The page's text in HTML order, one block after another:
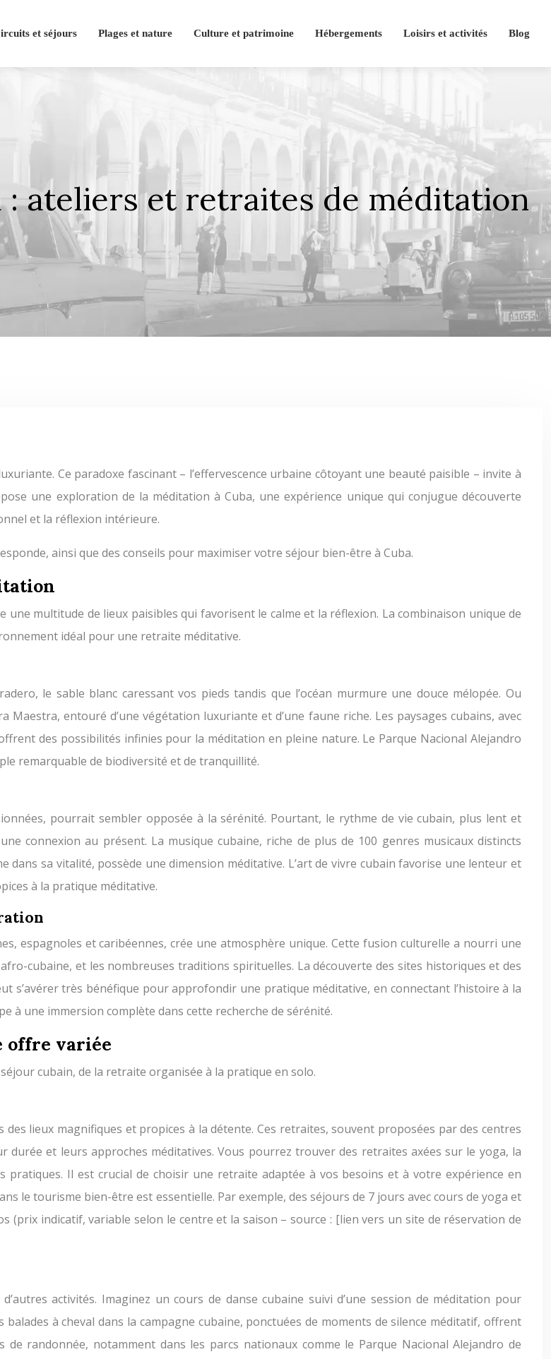
et séjours Plages et nature Culture et patrimoine Hébergements Loisirs et activités Blog
ateliers et retraites de méditation
une exploration de la méditation à Cuba, une expérience unique qui conjugue découverte
et la réflexion intérieure.
ainsi que des conseils pour maximiser votre séjour bien-être à Cuba.
multitude de lieux paisibles qui favorisent le calme et la réflexion. La combinaison unique de
idéal pour une retraite méditative.
le sable blanc caressant vos pieds tandis que l’océan murmure une douce mélopée. Ou
entouré d’une végétation luxuriante et d’une faune riche. Les paysages cubains, avec
des possibilités infinies pour la méditation en pleine nature. Le Parque Nacional Alejandro
remarquable de biodiversité et de tranquillité.
pourrait sembler opposée à la sérénité. Pourtant, le rythme de vie cubain, plus lent et
connexion au présent. La musique cubaine, riche de plus de 100 genres musicaux distincts
dans sa vitalité, possède une dimension méditative. L’art de vivre cubain favorise une lenteur et
à la pratique méditative.
espagnoles et caribéennes, crée une atmosphère unique. Cette fusion culturelle a nourri une
cubaine, et les nombreuses traditions spirituelles. La découverte des sites historiques et des
s’avérer très bénéfique pour approfondir une pratique méditative, en connectant l’histoire à la
à une immersion complète dans cette recherche de sérénité.
offre variée
cubain, de la retraite organisée à la pratique en solo.
lieux magnifiques et propices à la détente. Ces retraites, souvent proposées par des centres
durée et leurs approches méditatives. Vous pourrez trouver des retraites axées sur le yoga, la
pratiques. Il est crucial de choisir une retraite adaptée à vos besoins et à votre expérience en
le tourisme bien-être est essentielle. Par exemple, des séjours de 7 jours avec cours de yoga et
(prix indicatif, variable selon le centre et la saison – source : [lien vers un site de réservation de
activités. Imaginez un cours de danse cubaine suivi d’une session de méditation pour
à cheval dans la campagne cubaine, ponctuées de moments de silence méditatif, offrent
randonnée, notamment dans les parcs nationaux comme le Parque Nacional Alejandro de